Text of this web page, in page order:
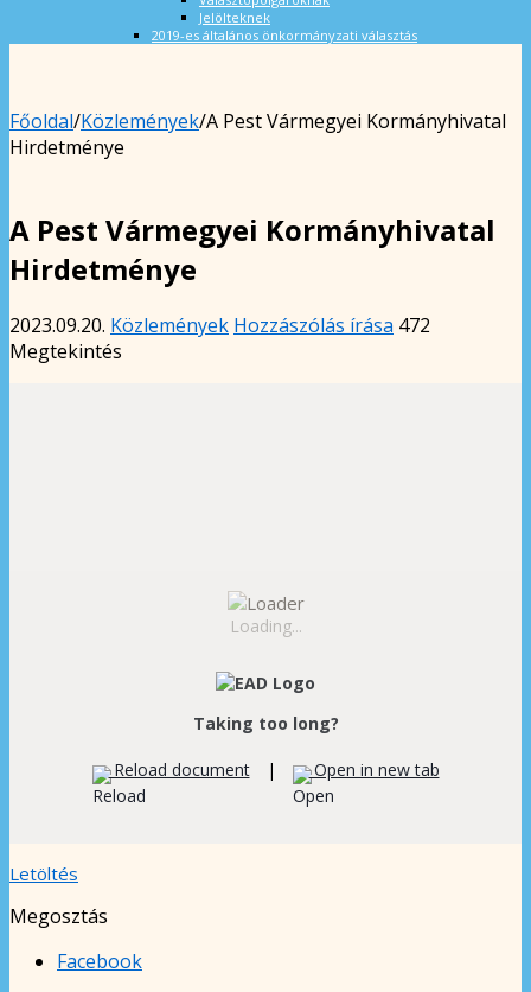
Jelölteknek
2019-es általános önkormányzati választás
Főoldal/Közlemények/A Pest Vármegyei Kormányhivatal
Hirdetménye
A Pest Vármegyei Kormányhivatal
Hirdetménye
2023.09.20. Közlemények Hozzászólás írása 472
Megtekintés
Loading...
Taking too long?
Reload document | Open in new tab
Letöltés
Megosztás
Facebook